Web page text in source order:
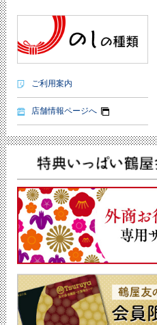
ご利用案内
店舗情報ページへ